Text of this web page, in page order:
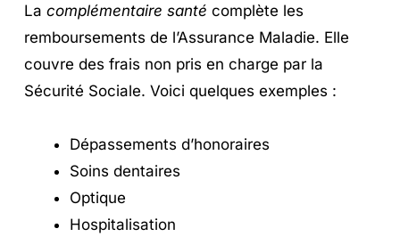
La complémentaire santé complète les
remboursements de l’Assurance Maladie. Elle
couvre des frais non pris en charge par la
Sécurité Sociale. Voici quelques exemples :
Dépassements d’honoraires
Soins dentaires
Optique
Hospitalisation